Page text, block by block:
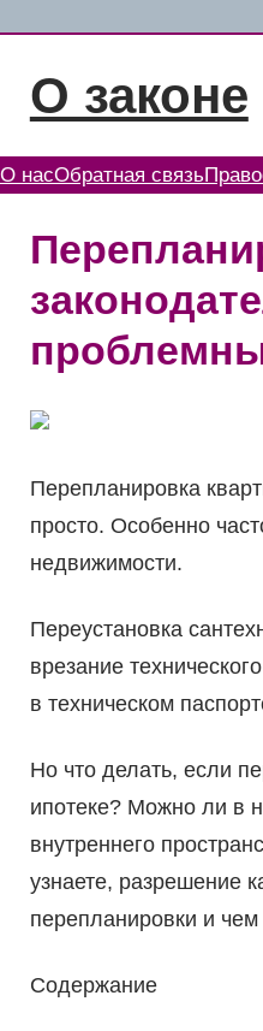
содержимому
О законе
О насОбратная связь
Перепланировка
просто. Особенно
недвижимости.
Переустановка
врезание
в техническом
Но что делать, если
ипотеке? Можно ли в
внутреннего
узнаете, разрешение
перепланировки и чем
Содержание